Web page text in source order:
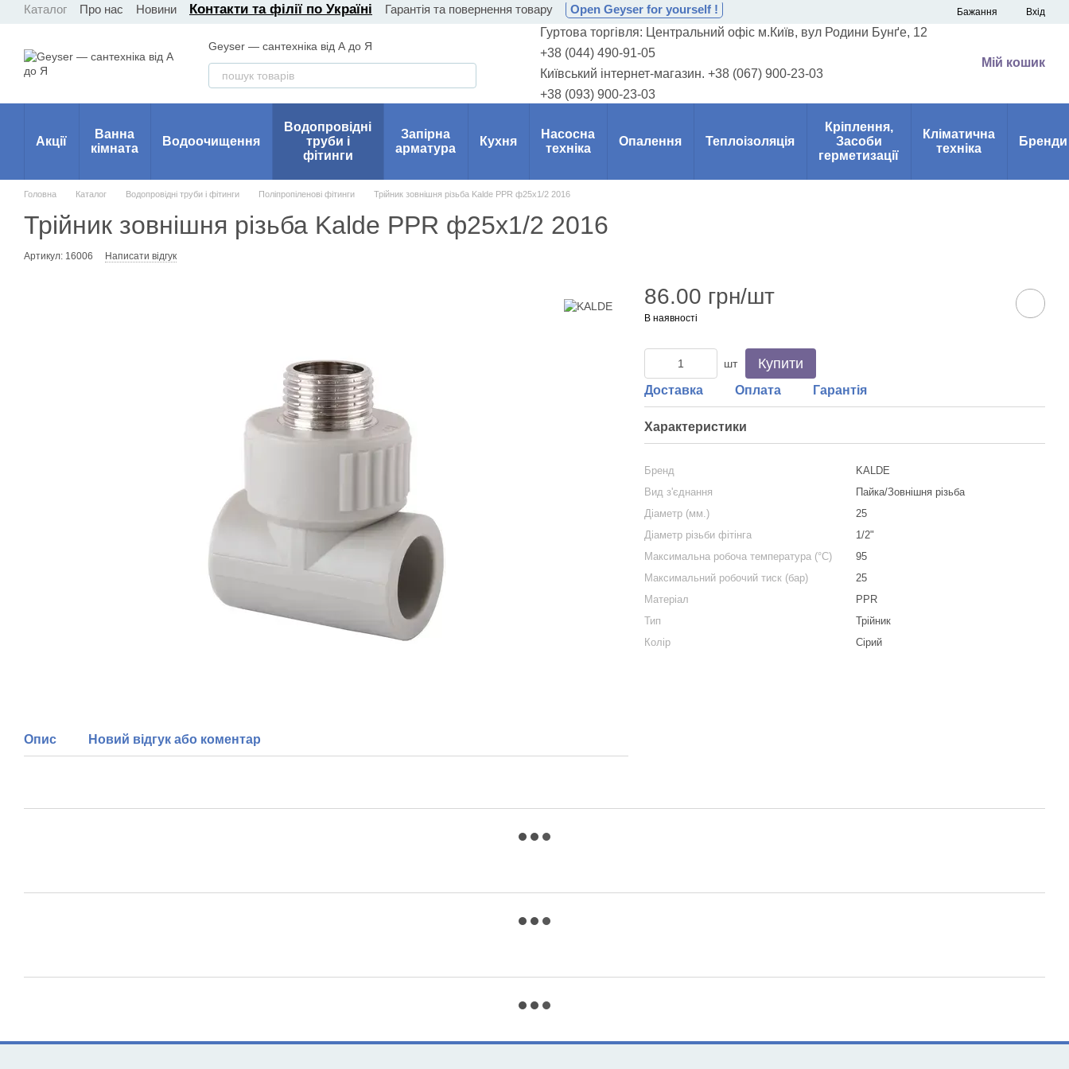
Перейти до основного контенту
Каталог Про нас Новини Контакти та філії по Україні Гарантія та повернення товару Open Geyser for yourself ! Бажання Вхід
Geyser — сантехніка від А до Я
Гуртова торгівля: Центральний офіс м.Київ, вул Родини Бунґе, 12
+38 (044) 490-91-05
Київський інтернет-магазин. +38 (067) 900-23-03
+38 (093) 900-23-03
Мій кошик
Акції
Ванна
кімната
Водоочищення
Водопровідні
труби і
фітинги
Запірна
арматура
Кухня
Насосна
техніка
Опалення Теплоізоляція
Кріплення,
Засоби
герметизації
Кліматична
техніка
Бренди
Головна Каталог Водопровідні труби і фітинги Поліпропіленові фітинги Трійник зовнішня різьба Kalde PPR ф25х1/2 2016
Трійник зовнішня різьба Kalde PPR ф25х1/2 2016
Артикул: 16006 Написати відгук
Опис Новий відгук або коментар
86.00 грн/шт
В наявності
шт Купити
Доставка Оплата Гарантія
Характеристики
Бренд
KALDE
Вид з'єднання
Пайка/Зовнішня різьба
Діаметр (мм.)
25
Діаметр різьби фітінга
1/2"
Максимальна робоча температура (°С)
95
Максимальний робочий тиск (бар)
25
Матеріал
PPR
Тип
Трійник
Колір
Сірий